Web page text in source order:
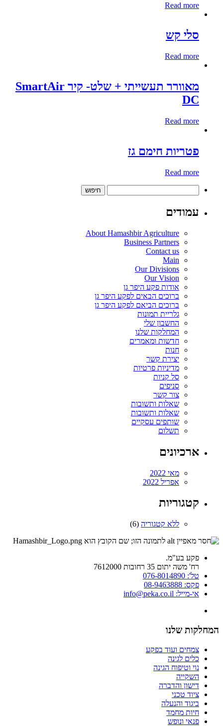
Read more
סלי קש
Read more
מאוורר תעשייתי + שלט- קיר SmartAir
DC
Read more
פטריות חימם גז
Read more
עמודים
About Hamashbir Agriculture
Business Partners
Contact us
Main
Our Divisions
Our Vision
אודות פקע היפר גן
ברוכים הבאים לפקע היפר גן
ברוכים הביאם לפקע היפר גן
גלריית תמונות
החשבון שלי
המחלקות שלנו
חדשות ומאמרים
חנות
יצירת קשר
מדיניות פרטיות
סל קניות
סניפים
צור קשר
שאלות ותשובות
שאלות ותשובות
שותפים עסקיים
תשלום
ארכיונים
מאי 2022
אפריל 2022
קטגוריות
ללא קטגוריה (6)
פקע בע"מ.
רח' משה יתום 35 רחובות 7612000
טל': 076-8014890
פקס: 08-9463888
אי-מייל: info@peka.co.il
המחלקות שלנו
צמחים ועוד בפקע
כלים לגינה
נוי וטיפוח הגינה
השקייה
דישון והדברה
ציוד טכני
ביגוד והנעלה
חיות מחמד
פנאי ונופש